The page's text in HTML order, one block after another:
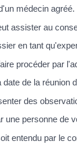
médecin agréé.
assister au
en tant
procéder par
date de la réunion
des
personne de
entendu par le